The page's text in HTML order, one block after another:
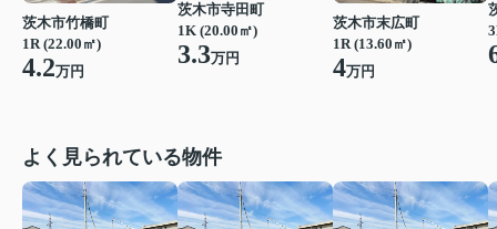
茨木市竹橋町
1R (22.00㎡)
4.2万円
茨木市寺田町
1K (20.00㎡)
3.3万円
茨木市末広町
1R (13.60㎡)
4万円
よく見られている物件